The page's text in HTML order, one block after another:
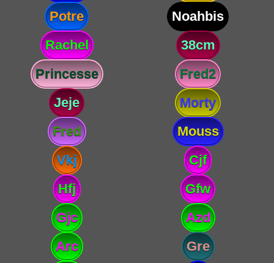
Potre
Noahbis
Rachel
38cm
Princesse
Fred2
Jeje
Morty
Fred
Mouss
Vkj
Cjf
Hfj
Gfw
Gjc
Azd
Arc
Gre